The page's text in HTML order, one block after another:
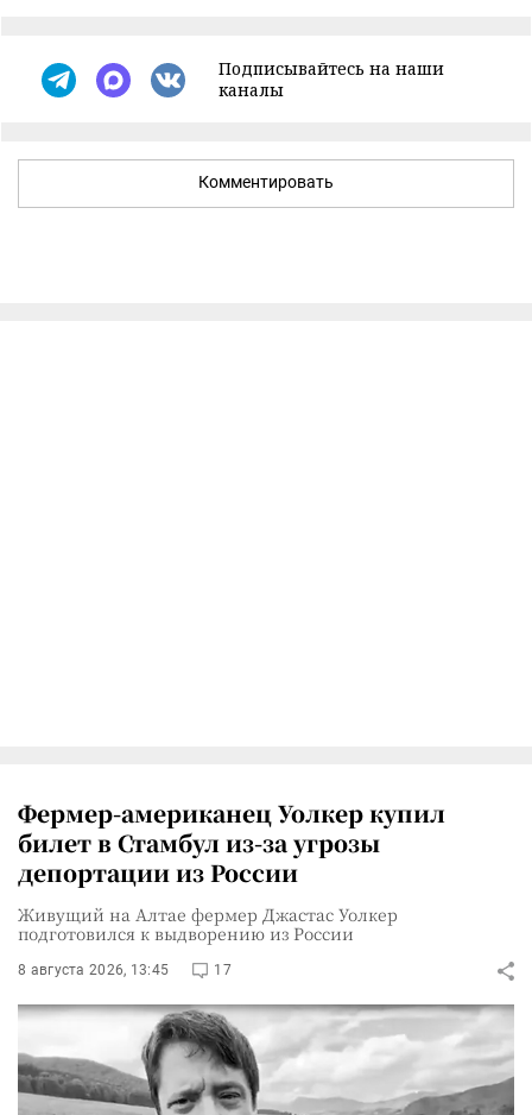
Подписывайтесь на наши
каналы
Комментировать
Фермер-американец Уолкер купил
билет в Стамбул из-за угрозы
депортации из России
Живущий на Алтае фермер Джастас Уолкер
подготовился к выдворению из России
8 августа 2026, 13:45 17